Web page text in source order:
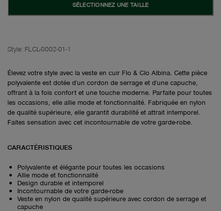
SÉLECTIONNEZ UNE TAILLE
Style: FLCL-0002-01-1
Élevez votre style avec la veste en cuir Flo & Clo Albina. Cette pièce
polyvalente est dotée d'un cordon de serrage et d'une capuche,
offrant à la fois confort et une touche moderne. Parfaite pour toutes
les occasions, elle allie mode et fonctionnalité. Fabriquée en nylon
de qualité supérieure, elle garantit durabilité et attrait intemporel.
Faites sensation avec cet incontournable de votre garde-robe.
CARACTÉRISTIQUES
Polyvalente et élégante pour toutes les occasions
Allie mode et fonctionnalité
Design durable et intemporel
Incontournable de votre garde-robe
Veste en nylon de qualité supérieure avec cordon de serrage et
capuche